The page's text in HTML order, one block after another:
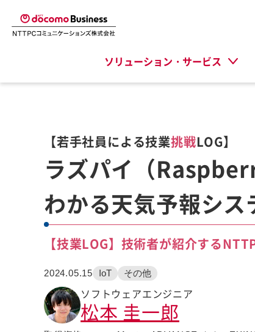
ソリューション・サービス
【若手社員による技業挑戦LOG】
ラズパイ（
わかる天気予報シ
【技業LOG】技術者が紹介する
2024.05.15 IoT その他
ソフトウェアエンジニア
松本 圭一郎